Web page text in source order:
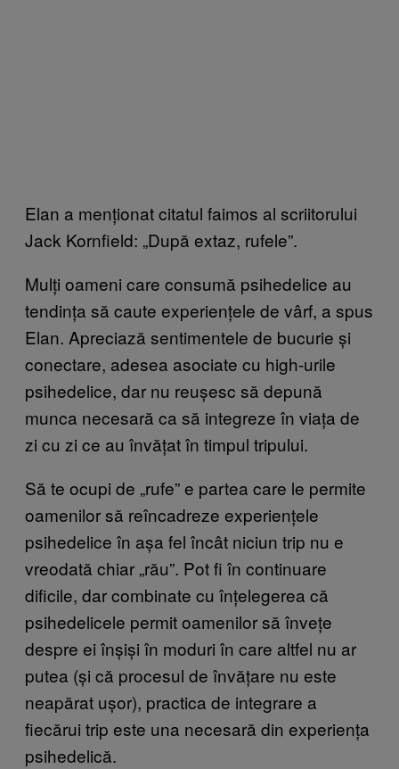
Elan a menționat citatul faimos al scriitorului
Jack Kornfield: „După extaz, rufele”.
Mulți oameni care consumă psihedelice au
tendința să caute experiențele de vârf, a spus
Elan. Apreciază sentimentele de bucurie și
conectare, adesea asociate cu high-urile
psihedelice, dar nu reușesc să depună
munca necesară ca să integreze în viața de
zi cu zi ce au învățat în timpul tripului.
Să te ocupi de „rufe” e partea care le permite
oamenilor să reîncadreze experiențele
psihedelice în așa fel încât niciun trip nu e
vreodată chiar „rău”. Pot fi în continuare
dificile, dar combinate cu înțelegerea că
psihedelicele permit oamenilor să învețe
despre ei înșiși în moduri în care altfel nu ar
putea (și că procesul de învățare nu este
neapărat ușor), practica de integrare a
fiecărui trip este una necesară din experiența
psihedelică.